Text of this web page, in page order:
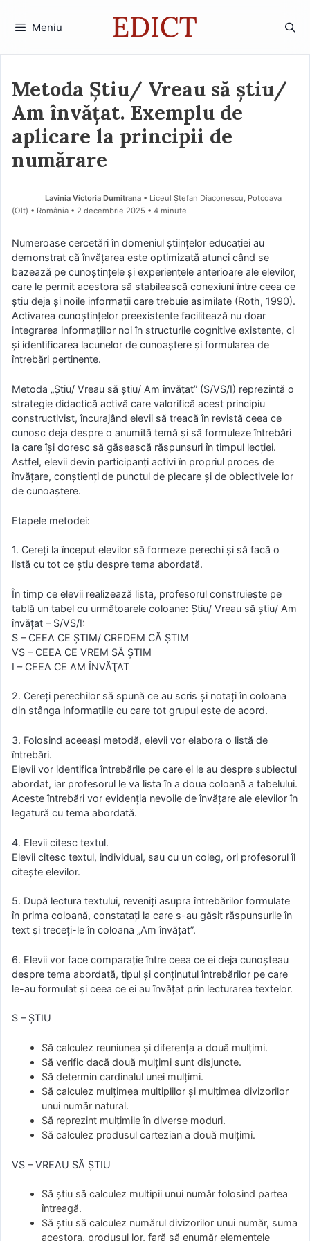
Meniu
Metoda Știu/ Vreau să știu/
Am învățat. Exemplu de
aplicare la principii de
numărare
Lavinia Victoria Dumitrana • Liceul Ștefan Diaconescu, Potcoava
(Olt) • România
2 decembrie 2025 • 4 minute
Numeroase cercetări în domeniul științelor educației au
demonstrat că învățarea este optimizată atunci când se
bazează pe cunoștințele și experiențele anterioare ale elevilor,
care le permit acestora să stabilească conexiuni între ceea ce
știu deja și noile informații care trebuie asimilate (Roth, 1990).
Activarea cunoștințelor preexistente facilitează nu doar
integrarea informațiilor noi în structurile cognitive existente, ci
și identificarea lacunelor de cunoaștere și formularea de
întrebări pertinente.
Metoda „Știu/ Vreau să știu/ Am învățat” (S/VS/I) reprezintă o
strategie didactică activă care valorifică acest principiu
constructivist, încurajând elevii să treacă în revistă ceea ce
cunosc deja despre o anumită temă și să formuleze întrebări
la care își doresc să găsească răspunsuri în timpul lecției.
Astfel, elevii devin participanți activi în propriul proces de
învățare, conștienți de punctul de plecare și de obiectivele lor
de cunoaștere.
Etapele metodei:
1. Cereţi la început elevilor să formeze perechi şi să facă o
listă cu tot ce ştiu despre tema abordată.
În timp ce elevii realizează lista, profesorul construieşte pe
tablă un tabel cu următoarele coloane: Știu/ Vreau să știu/ Am
învățat – S/VS/I:
S – CEEA CE ŞTIM/ CREDEM CĂ ŞTIM
VS – CEEA CE VREM SĂ ŞTIM
I – CEEA CE AM ÎNVĂŢAT
2. Cereţi perechilor să spună ce au scris şi notaţi în coloana
din stânga informaţiile cu care tot grupul este de acord.
3. Folosind aceeaşi metodă, elevii vor elabora o listă de
întrebări.
Elevii vor identifica întrebările pe care ei le au despre subiectul
abordat, iar profesorul le va lista în a doua coloană a tabelului.
Aceste întrebări vor evidenţia nevoile de învăţare ale elevilor în
legatură cu tema abordată.
4. Elevii citesc textul.
Elevii citesc textul, individual, sau cu un coleg, ori profesorul îl
citeşte elevilor.
5. După lectura textului, reveniţi asupra întrebărilor formulate
în prima coloană, constataţi la care s-au găsit răspunsurile în
text şi treceţi-le în coloana „Am învăţat”.
6. Elevii vor face comparaţie între ceea ce ei deja cunoşteau
despre tema abordată, tipul şi conţinutul întrebărilor pe care
le-au formulat şi ceea ce ei au învăţat prin lecturarea textelor.
S – ȘTIU
Să calculez reuniunea și diferența a două mulțimi.
Să verific dacă două mulțimi sunt disjuncte.
Să determin cardinalul unei mulțimi.
Să calculez mulțimea multiplilor și mulțimea divizorilor
unui număr natural.
Să reprezint mulțimile în diverse moduri.
Să calculez produsul cartezian a două mulțimi.
VS – VREAU SĂ ȘTIU
Să știu să calculez multipii unui număr folosind partea
întreagă.
Să știu să calculez numărul divizorilor unui număr, suma
acestora, produsul lor, fară să enumăr elementele